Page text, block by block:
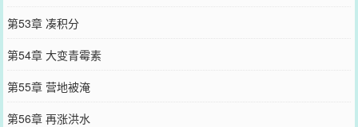
第53章 凑积分
第54章 大变青霉素
第55章 营地被淹
第56章 再涨洪水